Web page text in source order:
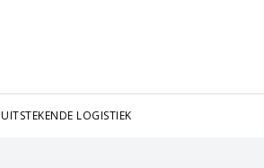
UITSTEKENDE LOGISTIEK